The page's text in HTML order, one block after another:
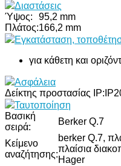
Διαστάσεις
Ύψος:
95,2 mm
Πλάτος:166,2 mm
Εγκατάσταση,
για κάθετη και
Ασφάλεια
Δείκτης προστασίας IP:
Ταυτοποίηση
Βασική
σειρά:
Berker Q.7
Κείμενο
αναζήτησης:
berker Q.7,
πλαίσια
Hager